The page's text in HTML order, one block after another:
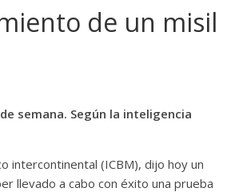
de un misil
semana. Según la inteligencia
intercontinental (ICBM), dijo hoy un
llevado a cabo con éxito una prueba